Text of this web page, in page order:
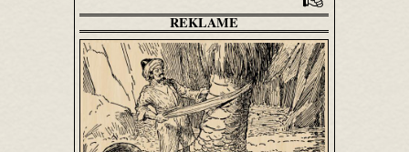
REKLAME